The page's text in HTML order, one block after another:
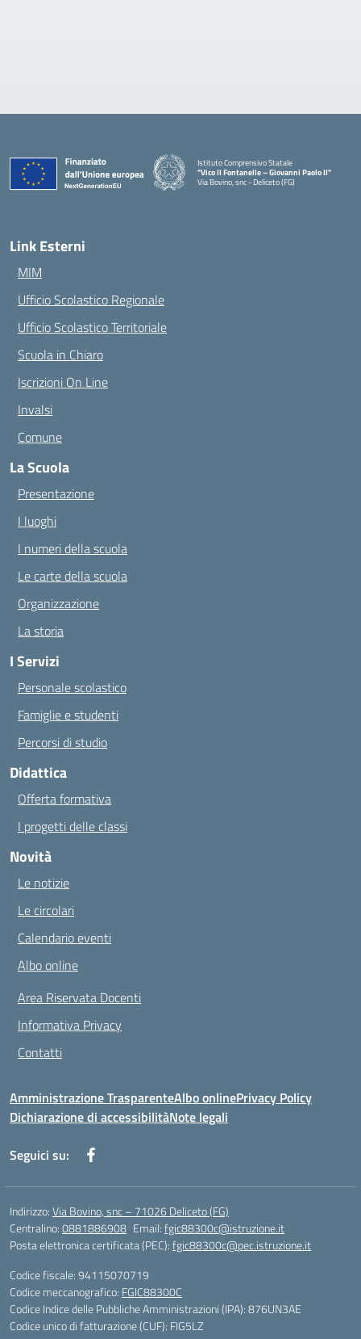
Istituto Comprensivo Statale
"Vico II Fontanelle – Giovanni Paolo II"
Via Bovino, snc - Deliceto (FG)
Link Esterni
MIM
Ufficio Scolastico Regionale
Ufficio Scolastico Territoriale
Scuola in Chiaro
Iscrizioni On Line
Invalsi
Comune
La Scuola
Presentazione
I luoghi
I numeri della scuola
Le carte della scuola
Organizzazione
La storia
I Servizi
Personale scolastico
Famiglie e studenti
Percorsi di studio
Didattica
Offerta formativa
I progetti delle classi
Novità
Le notizie
Le circolari
Calendario eventi
Albo online
Area Riservata Docenti
Informativa Privacy
Contatti
Amministrazione TrasparenteAlbo onlinePrivacy Policy
Dichiarazione di accessibilitàNote legali
Seguici su:
Indirizzo:Via Bovino, snc – 71026 Deliceto (FG)
Centralino:0881886908 Email:fgic88300c@istruzione.it
Posta elettronica certificata (PEC):fgic88300c@pec.istruzione.it
Codice fiscale: 94115070719
Codice meccanografico: FGIC88300C
Codice Indice delle Pubbliche Amministrazioni (IPA): 876UN3AE
Codice unico di fatturazione (CUF): FIG5LZ